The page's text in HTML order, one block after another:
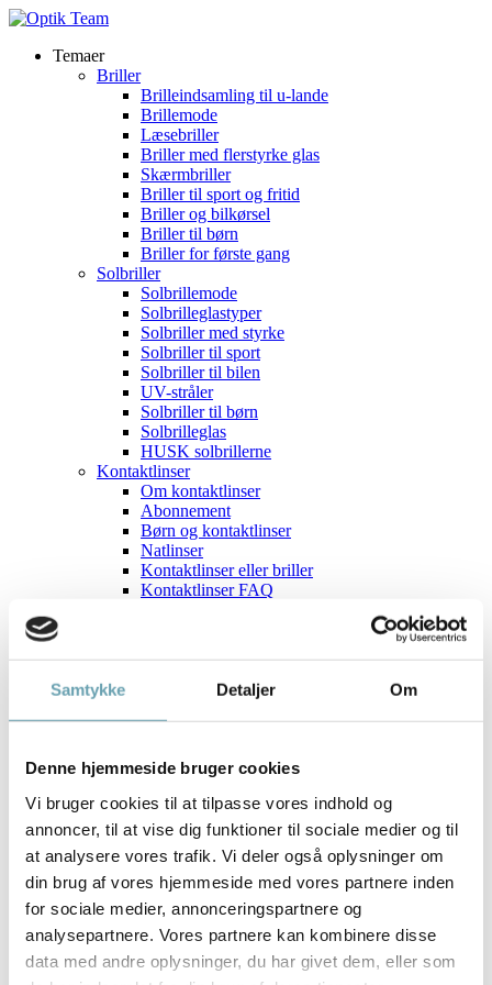
Samtykke Detaljer Om
Denne hjemmeside bruger cookies
Vi bruger cookies til at tilpasse vores indhold og
annoncer, til at vise dig funktioner til sociale medier og til
at analysere vores trafik. Vi deler også oplysninger om
din brug af vores hjemmeside med vores partnere inden
for sociale medier, annonceringspartnere og
analysepartnere. Vores partnere kan kombinere disse
data med andre oplysninger, du har givet dem, eller som
Temaer
Briller
Brilleindsamling til u-lande
Brillemode
Læsebriller
Briller med flerstyrke glas
Skærmbriller
Briller til sport og fritid
Briller og bilkørsel
Briller til børn
Briller for første gang
Solbriller
Solbrillemode
Solbrilleglastyper
Solbriller med styrke
Solbriller til sport
Solbriller til bilen
UV-stråler
Solbriller til børn
Solbrilleglas
HUSK solbrillerne
Kontaktlinser
Om kontaktlinser
Abonnement
Børn og kontaktlinser
Natlinser
Kontaktlinser eller briller
Kontaktlinser FAQ
Synstræning
Hjælp til tørre øjne
Hvad kan jeg forvente af mit syn?
Brands
Aktuelt
Optik Team
Medlemsfordele
Delbetaling
Fast Pris
Fast Løbetid Plus
Fast Løbetid Fri
Kontakt